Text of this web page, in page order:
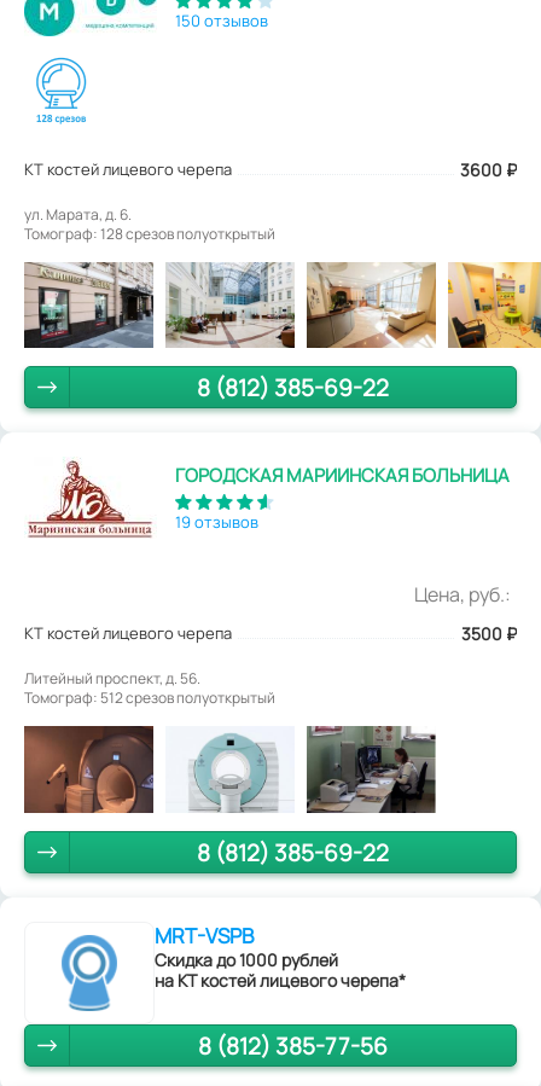
150 отзывов
КТ костей лицевого черепа 3600 ₽
ул. Марата, д. 6.
Томограф: 128 срезов полуоткрытый
8 (812) 385-69-22
ГОРОДСКАЯ МАРИИНСКАЯ БОЛЬНИЦА
19 отзывов
Цена, руб.:
КТ костей лицевого черепа 3500 ₽
Литейный проспект, д. 56.
Томограф: 512 срезов полуоткрытый
8 (812) 385-69-22
MRT-VSPB
Скидка до 1000 рублей
на КТ костей лицевого черепа*
8 (812) 385-77-56